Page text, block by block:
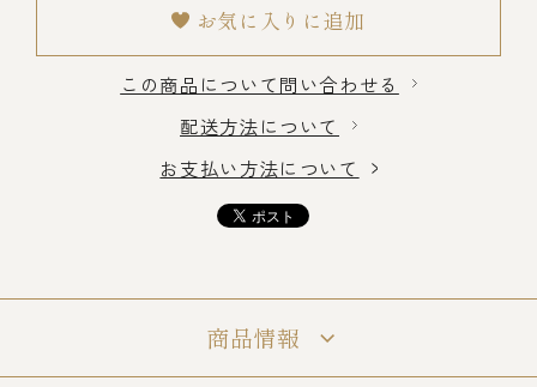
￥15,000～￥19,999
￥20,000～
お気に入りに追加
この商品について問い合わせる
配送方法について
お支払い方法について
商品情報